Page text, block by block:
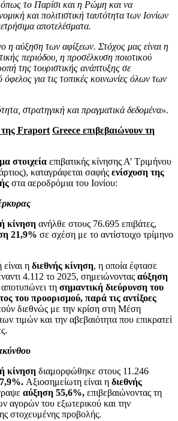
όπως το Παρίσι και η Ρώμη και να
και πολιτιστική ταυτότητα των Ιονίων
αποτελέσματα.
η αύξηση των αφίξεων. Στόχος μας είναι η
περιόδου, η προσέλκυση ποιοτικού
της τουριστικής ανάπτυξης σε
όφελος για τις τοπικές κοινωνίες όλων των
στρατηγική και πραγματικά δεδομένα».
Fraport Greece επιβεβαιώνουν τη
στοιχεία επιβατικής κίνησης Α’ Τριμήνου
καταγράφεται σαφής ενίσχυση της
στα αεροδρόμια του Ιονίου:
κίνηση ανήλθε στους 76.695 επιβάτες,
21,9% σε σχέση με το αντίστοιχο τρίμηνο
είναι η διεθνής κίνηση, η οποία έφτασε
4.112 το 2025, σημειώνοντας αύξηση
τη σημαντική διεύρυνση του
του προορισμού, παρά τις αντίξοες
διεθνώς με την κρίση στη Μέση
τιμών και την αβεβαιότητα που επικρατεί
κίνηση διαμορφώθηκε στους 11.246
Αξιοσημείωτη είναι η διεθνής
αύξηση 55,6%, επιβεβαιώνοντας τη
αγορών του εξωτερικού και την
στοχευμένης προβολής.